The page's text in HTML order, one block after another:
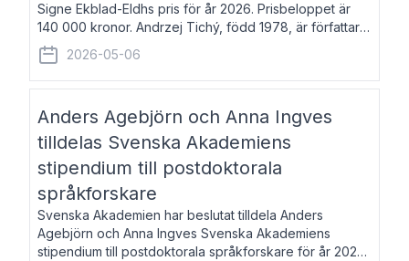
Signe Ekblad-Eldhs pris för år 2026. Prisbeloppet är
140 000 kronor. Andrzej Tichý, född 1978, är författare
och kulturskribent. Han debuterade 2005 med den
lovordade romanen Sex liter l
2026-05-06
Anders Agebjörn och Anna Ingves
tilldelas Svenska Akademiens
stipendium till postdoktorala
språkforskare
Svenska Akademien har beslutat tilldela Anders
Agebjörn och Anna Ingves Svenska Akademiens
stipendium till postdoktorala språkforskare för år 2026.